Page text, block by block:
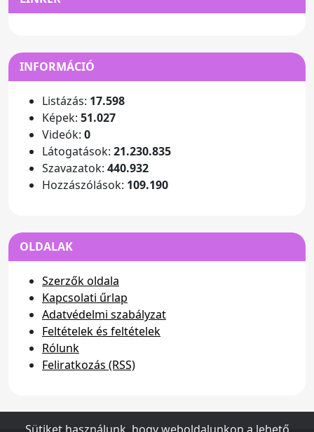
INFORMÁCIÓ
Listázás: 17.598
Képek: 51.027
Videók: 0
Látogatások: 21.230.835
Szavazatok: 440.932
Hozzászólások: 109.190
OLDALAK
Szerzők oldala
Kapcsolati űrlap
Adatvédelmi szabályzat
Feltételek és feltételek
Rólunk
Feliratkozás (RSS)